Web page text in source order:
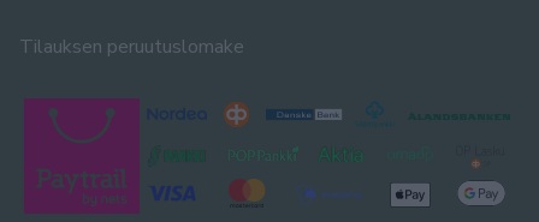
Tilauksen peruutuslomake